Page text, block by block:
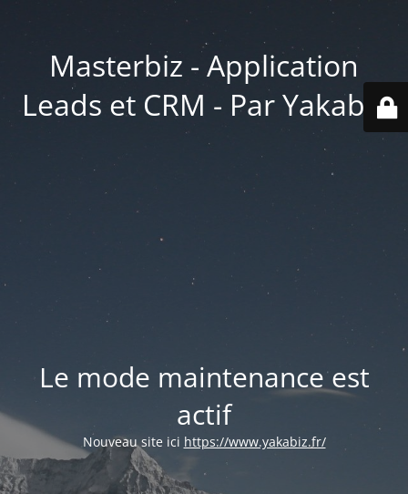
Masterbiz - Application
Leads et CRM - Par Yakabiz
Le mode maintenance est
actif
Nouveau site ici https://www.yakabiz.fr/